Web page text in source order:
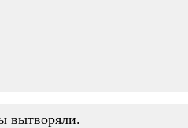
вытворяли.